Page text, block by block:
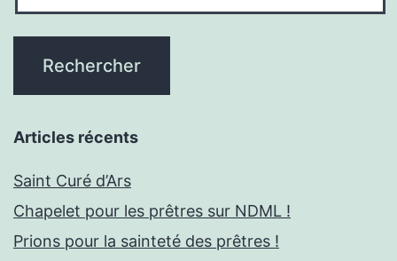
Articles récents
Saint Curé d’Ars
Chapelet pour les prêtres sur NDML !
Prions pour la sainteté des prêtres !